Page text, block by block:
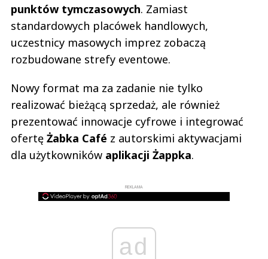
punktów tymczasowych. Zamiast
standardowych placówek handlowych,
uczestnicy masowych imprez zobaczą
rozbudowane strefy eventowe.
Nowy format ma za zadanie nie tylko
realizować bieżącą sprzedaż, ale również
prezentować innowacje cyfrowe i integrować
ofertę Żabka Café z autorskimi aktywacjami
dla użytkowników aplikacji Żappka.
REKLAMA
ad